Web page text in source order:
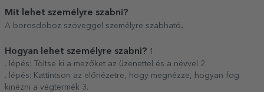
Mit lehet személyre szabni?
A borosdoboz szöveggel személyre szabható.
Hogyan lehet személyre szabni? 1
. lépés: Töltse ki a mezőket az üzenettel és a névvel 2
. lépés: Kattintson az előnézetre, hogy megnézze, hogyan fog
kinézni a végtermék 3.